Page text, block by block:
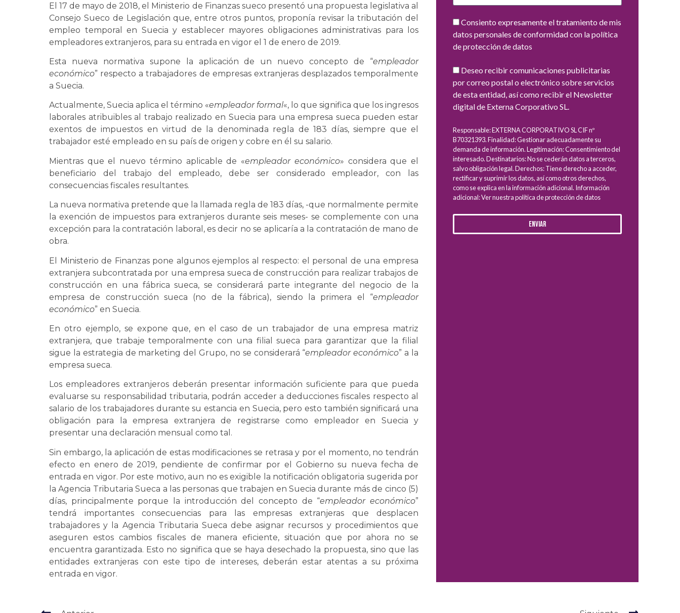
El 17 de mayo de 2018, el Ministerio de Finanzas sueco presentó una propuesta legislativa al
Consejo Sueco de Legislación que, entre otros puntos, proponía revisar la tributación del
empleo temporal en Suecia y establecer mayores obligaciones administrativas para los
empleadores extranjeros, para su entrada en vigor el 1 de enero de 2019.
Esta nueva normativa supone la aplicación de un nuevo concepto de “empleador
económico” respecto a trabajadores de empresas extranjeras desplazados temporalmente
a Suecia.
Actualmente, Suecia aplica el término «empleador formal«, lo que significa que los ingresos
laborales atribuibles al trabajo realizado en Suecia para una empresa sueca pueden estar
exentos de impuestos en virtud de la denominada regla de 183 días, siempre que el
trabajador esté empleado en su país de origen y cobre en él su salario.
Mientras que el nuevo término aplicable de «empleador económico» considera que el
beneficiario del trabajo del empleado, debe ser considerado empleador, con las
consecuencias fiscales resultantes.
La nueva normativa pretende que la llamada regla de 183 días, -que normalmente permite
la exención de impuestos para extranjeros durante seis meses- se complemente con una
excepción para la contratación laboral, es decir no se aplicaría a la contratación de mano de
obra.
El Ministerio de Finanzas pone algunos ejemplos al respecto: el personal de una empresa
extranjera subcontratada por una empresa sueca de construcción para realizar trabajos de
construcción en una fábrica sueca, se considerará parte integrante del negocio de la
empresa de construcción sueca (no de la fábrica), siendo la primera el “empleador
económico” en Suecia.
En otro ejemplo, se expone que, en el caso de un trabajador de una empresa matriz
extranjera, que trabaje temporalmente con una filial sueca para garantizar que la filial
sigue la estrategia de marketing del Grupo, no se considerará “empleador económico” a la
empresa sueca.
Los empleadores extranjeros deberán presentar información suficiente para que pueda
evaluarse su responsabilidad tributaria, podrán acceder a deducciones fiscales respecto al
salario de los trabajadores durante su estancia en Suecia, pero esto también significará una
obligación para la empresa extranjera de registrarse como empleador en Suecia y
presentar una declaración mensual como tal.
Sin embargo, la aplicación de estas modificaciones se retrasa y por el momento, no tendrán
efecto en enero de 2019, pendiente de confirmar por el Gobierno su nueva fecha de
entrada en vigor. Por este motivo, aun no es exigible la notificación obligatoria sugerida por
la Agencia Tributaria Sueca a las personas que trabajen en Suecia durante más de cinco (5)
días, principalmente porque la introducción del concepto de “empleador económico”
tendrá importantes consecuencias para las empresas extranjeras que desplacen
trabajadores y la Agencia Tributaria Sueca debe asignar recursos y procedimientos que
aseguren estos cambios fiscales de manera eficiente, situación que por ahora no se
encuentra garantizada. Esto no significa que se haya desechado la propuesta, sino que las
entidades extranjeras con este tipo de intereses, deberán estar atentas a su próxima
entrada en vigor.
Consiento expresamente el tratamiento de mis
datos personales de conformidad con la política
de protección de datos
Deseo recibir comunicaciones publicitarias
por correo postal o electrónico sobre servicios
de esta entidad, así como recibir el Newsletter
digital de Externa Corporativo SL.
Responsable: EXTERNA CORPORATIVO SL CIF nº
B70321393. Finalidad: Gestionar adecuadamente su
demanda de información. Legitimación: Consentimiento del
interesado. Destinatarios: No se cederán datos a terceros,
salvo obligación legal. Derechos: Tiene derecho a acceder,
rectificar y suprimir los datos, así como otros derechos,
como se explica en la información adicional. Información
adicional: Ver nuestra política de protección de datos
Enviar